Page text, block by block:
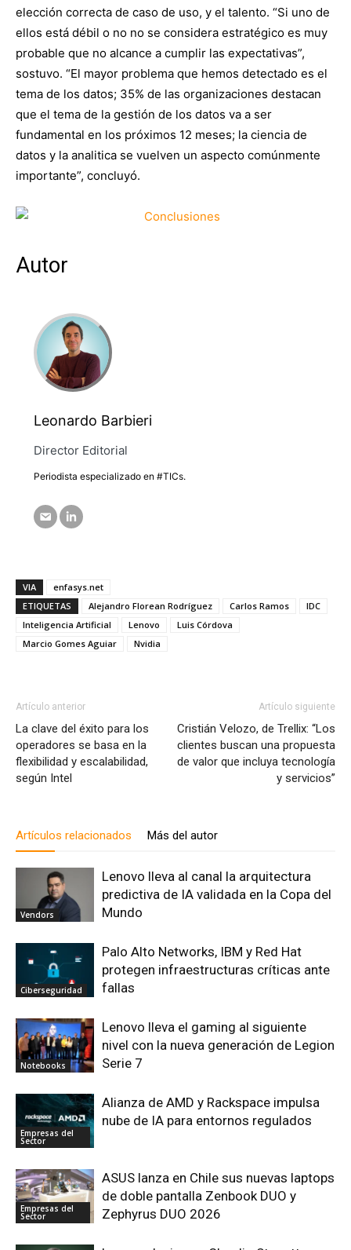
elección correcta de caso de uso, y el talento. “Si uno de
ellos está débil o no no se considera estratégico es muy
probable que no alcance a cumplir las expectativas”,
sostuvo. “El mayor problema que hemos detectado es el
tema de los datos; 35% de las organizaciones destacan
que el tema de la gestión de los datos va a ser
fundamental en los próximos 12 meses; la ciencia de
datos y la analitica se vuelven un aspecto comúnmente
importante”, concluyó.
Autor
Leonardo Barbieri
Director Editorial
Periodista especializado en #TICs.
VIA
enfasys.net
ETIQUETAS
Alejandro Florean Rodríguez Carlos Ramos
IDC
Inteligencia Artificial
Lenovo
Luis Córdova
Marcio Gomes Aguiar
Nvidia
Artículo anterior
La clave del éxito para los
operadores se basa en la
flexibilidad y escalabilidad,
según Intel
Artículo siguiente
Cristián Velozo, de Trellix: “Los
clientes buscan una propuesta
de valor que incluya tecnología
y servicios”
Artículos relacionados Más del autor
Vendors
Lenovo lleva al canal la arquitectura
predictiva de IA validada en la Copa del
Mundo
Ciberseguridad
Palo Alto Networks, IBM y Red Hat
protegen infraestructuras críticas ante
fallas
Notebooks
Lenovo lleva el gaming al siguiente
nivel con la nueva generación de Legion
Serie 7
Empresas del
Sector
Alianza de AMD y Rackspace impulsa
nube de IA para entornos regulados
Empresas del
Sector
ASUS lanza en Chile sus nuevas laptops
de doble pantalla Zenbook DUO y
Zephyrus DUO 2026